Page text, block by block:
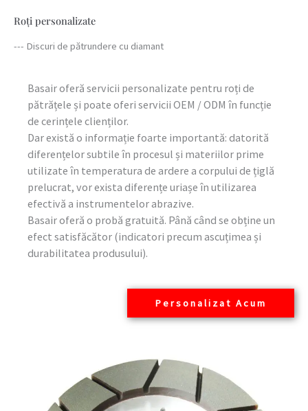
Roți personalizate
--- Discuri de pătrundere cu diamant
Basair oferă servicii personalizate pentru roți de
pătrățele și poate oferi servicii OEM / ODM în funcție
de cerințele clienților.
Dar există o informație foarte importantă: datorită
diferențelor subtile în procesul și materiilor prime
utilizate în temperatura de ardere a corpului de țiglă
prelucrat, vor exista diferențe uriașe în utilizarea
efectivă a instrumentelor abrazive.
Basair oferă o probă gratuită. Până când se obține un
efect satisfăcător (indicatori precum ascuțimea și
durabilitatea produsului).
Personalizat Acum